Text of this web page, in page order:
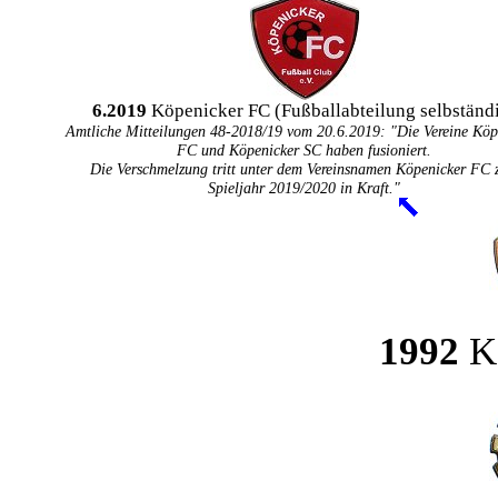
6.2019 Köpenicker FC (Fußballabteilung
Amtliche Mitteilungen 48-2018/19 vom 20.6.2019: "Die Vereine
FC und Köpenicker SC haben fusioniert.
Die Verschmelzung tritt unter dem Vereinsnamen Köpenicker FC
Spieljahr 2019/2020 in Kraft."
1992